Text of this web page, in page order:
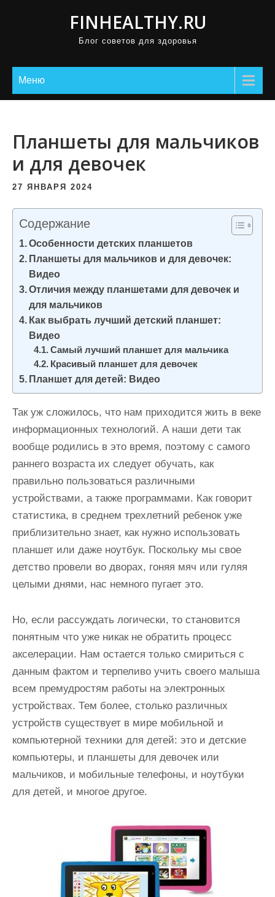
FINHEALTHY.RU
Блог советов для здоровья
Меню
Планшеты для мальчиков
и для девочек
27 ЯНВАРЯ 2024
Содержание
Особенности детских планшетов
Планшеты для мальчиков и для девочек:
Видео
Отличия между планшетами для девочек и
для мальчиков
Как выбрать лучший детский планшет:
Видео
Самый лучший планшет для мальчика
Красивый планшет для девочек
Планшет для детей: Видео
Так уж сложилось, что нам приходится жить в веке
информационных технологий. А наши дети так
вообще родились в это время, поэтому с самого
раннего возраста их следует обучать, как
правильно пользоваться различными
устройствами, а также программами. Как говорит
статистика, в среднем трехлетний ребенок уже
приблизительно знает, как нужно использовать
планшет или даже ноутбук. Поскольку мы свое
детство провели во дворах, гоняя мяч или гуляя
целыми днями, нас немного пугает это.
Но, если рассуждать логически, то становится
понятным что уже никак не обратить процесс
акселерации. Нам остается только смириться с
данным фактом и терпеливо учить своего малыша
всем премудростям работы на электронных
устройствах. Тем более, столько различных
устройств существует в мире мобильной и
компьютерной техники для детей: это и детские
компьютеры, и планшеты для девочек или
мальчиков, и мобильные телефоны, и ноутбуки
для детей, и многое другое.